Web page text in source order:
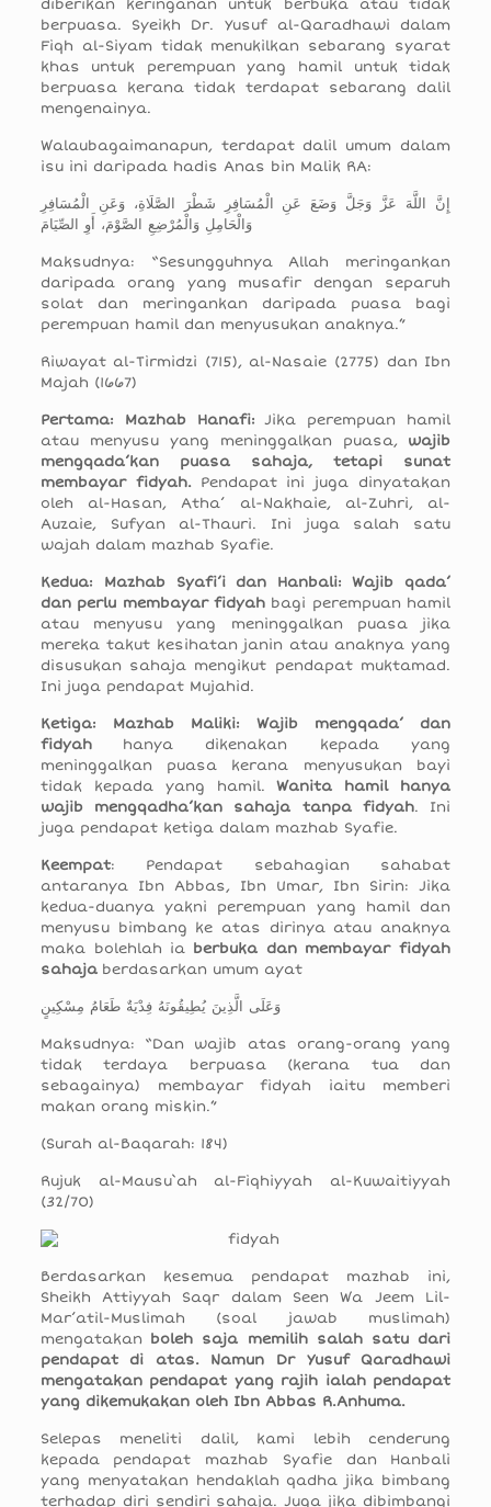
diberikan keringanan untuk berbuka atau tidak
berpuasa. Syeikh Dr. Yusuf al-Qaradhawi dalam
Fiqh al-Siyam tidak menukilkan sebarang syarat
khas untuk perempuan yang hamil untuk tidak
berpuasa kerana tidak terdapat sebarang dalil
mengenainya.
Walaubagaimanapun, terdapat dalil umum dalam
isu ini daripada hadis Anas bin Malik RA:
إِنَّ اللَّهَ عَزَّ وَجَلَّ وَضَعَ عَنِ الْمُسَافِرِ شَطْرَ الصَّلَاةِ، وَعَنِ الْمُسَافِرِ
وَالْحَامِلِ وَالْمُرْضِعِ الصَّوْمَ، أَوِ الصِّيَامَ
Maksudnya: “Sesungguhnya Allah meringankan
daripada orang yang musafir dengan separuh
solat dan meringankan daripada puasa bagi
perempuan hamil dan menyusukan anaknya.”
Riwayat al-Tirmidzi (715), al-Nasaie (2775) dan Ibn
Majah (1667)
Pertama: Mazhab Hanafi: Jika perempuan hamil
atau menyusu yang meninggalkan puasa, wajib
mengqada’kan puasa sahaja, tetapi sunat
membayar fidyah.Pendapat ini juga dinyatakan
oleh al-Hasan, Atha’ al-Nakhaie, al-Zuhri, al-
Auzaie, Sufyan al-Thauri. Ini juga salah satu
wajah dalam mazhab Syafie.
Kedua: Mazhab Syafi’i dan Hanbali:
Wajib qada’
dan perlu membayar fidyah bagi perempuan hamil
atau menyusu yang meninggalkan puasa jika
mereka takut kesihatan janin atau anaknya yang
disusukan sahaja mengikut pendapat muktamad.
Ini juga pendapat Mujahid.
Ketiga: Mazhab Maliki:
Wajib mengqada’ dan
fidyahhanya dikenakan kepada yang
meninggalkan puasa kerana menyusukan bayi
tidak kepada yang hamil.Wanita hamil hanya
wajib mengqadha’kan sahaja tanpa fidyah. Ini
juga pendapat ketiga dalam mazhab Syafie.
Keempat: Pendapat sebahagian sahabat
antaranya Ibn Abbas, Ibn Umar, Ibn Sirin: Jika
kedua-duanya yakni perempuan yang hamil dan
menyusu bimbang ke atas dirinya atau anaknya
maka bolehlah ia berbuka dan membayar fidyah
sahajaberdasarkan umum ayat
وَعَلَى الَّذِينَ يُطِيقُونَهُ فِدْيَةٌ طَعَامُ مِسْكِينٍ
Maksudnya: “Dan wajib atas orang-orang yang
tidak terdaya berpuasa (kerana tua dan
sebagainya) membayar fidyah iaitu memberi
makan orang miskin.”
(Surah al-Baqarah: 184)
Rujuk al-Mausu`ah al-Fiqhiyyah al-Kuwaitiyyah
(32/70)
Berdasarkan kesemua pendapat mazhab ini,
Sheikh Attiyyah Saqr dalam Seen Wa Jeem Lil-
Mar’atil-Muslimah (soal jawab muslimah)
mengatakan boleh saja memilih salah satu dari
pendapat di atas. Namun Dr Yusuf Qaradhawi
mengatakan pendapat yang rajih ialah pendapat
yang dikemukakan oleh Ibn Abbas R.Anhuma.
Selepas meneliti dalil, kami lebih cenderung
kepada pendapat mazhab Syafie dan Hanbali
yang menyatakan hendaklah qadha jika bimbang
terhadap diri sendiri sahaja. Juga jika dibimbangi